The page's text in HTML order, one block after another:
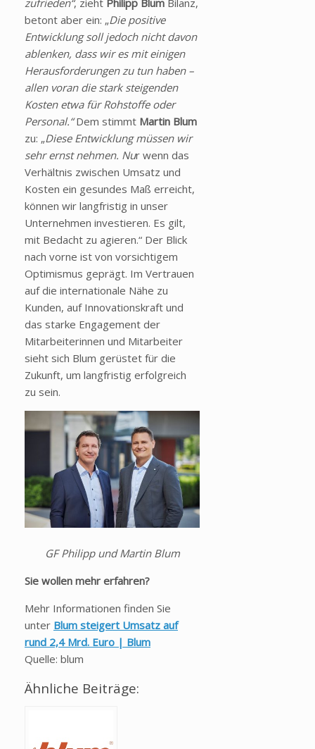
betont aber ein: „Die positive
Entwicklung soll jedoch nicht davon
ablenken, dass wir es mit einigen
Herausforderungen zu tun haben –
allen voran die stark steigenden
Kosten etwa für Rohstoffe oder
Personal.“Dem stimmt Martin Blum
zu: „Diese Entwicklung müssen wir
sehr ernst nehmen. Nur wenn das
Verhältnis zwischen Umsatz und
Kosten ein gesundes Maß erreicht,
können wir langfristig in unser
Unternehmen investieren. Es gilt,
mit Bedacht zu agieren.“ Der Blick
nach vorne ist von vorsichtigem
Optimismus geprägt. Im Vertrauen
auf die internationale Nähe zu
Kunden, auf Innovationskraft und
das starke Engagement der
Mitarbeiterinnen und Mitarbeiter
sieht sich Blum gerüstet für die
Zukunft, um langfristig erfolgreich
zu sein.
GF Philipp und Martin Blum
Sie wollen mehr erfahren?
Mehr Informationen finden Sie
unter Blum steigert Umsatz auf
rund 2,4 Mrd. Euro | Blum
Quelle: blum
Ähnliche Beiträge: